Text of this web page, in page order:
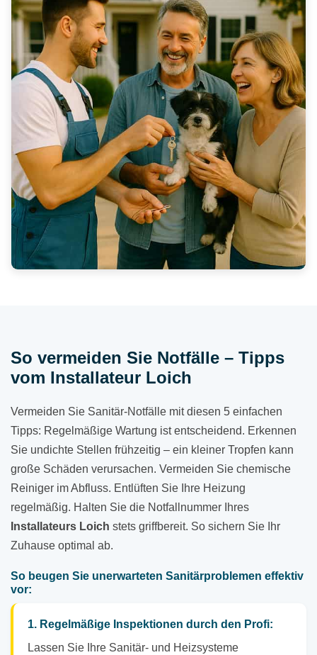
So vermeiden Sie Notfälle – Tipps
vom Installateur Loich
Vermeiden Sie Sanitär-Notfälle mit diesen 5 einfachen
Tipps: Regelmäßige Wartung ist entscheidend. Erkennen
Sie undichte Stellen frühzeitig – ein kleiner Tropfen kann
große Schäden verursachen. Vermeiden Sie chemische
Reiniger im Abfluss. Entlüften Sie Ihre Heizung
regelmäßig. Halten Sie die Notfallnummer Ihres
Installateurs Loich stets griffbereit. So sichern Sie Ihr
Zuhause optimal ab.
So beugen Sie unerwarteten Sanitärproblemen effektiv
vor:
1. Regelmäßige Inspektionen durch den Profi:
Lassen Sie Ihre Sanitär- und Heizsysteme